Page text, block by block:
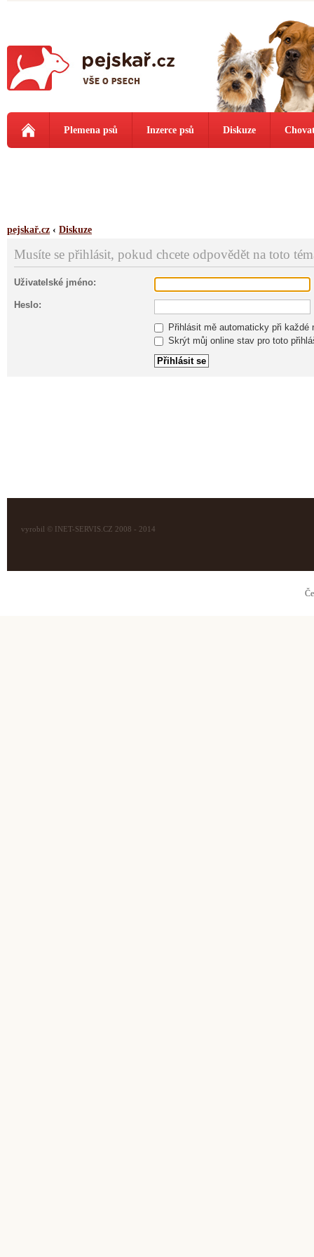
Plemena psů Inzerce psů Diskuze
pejskař.cz ‹ Diskuze
Musíte se přihlásit, pokud chcete odpovědět na toto
Uživatelské jméno:
Heslo:
Přihlásit mě automaticky při každé
Skrýt můj online stav pro toto
vyrobil © INET-SERVIS.CZ 2008 - 2014